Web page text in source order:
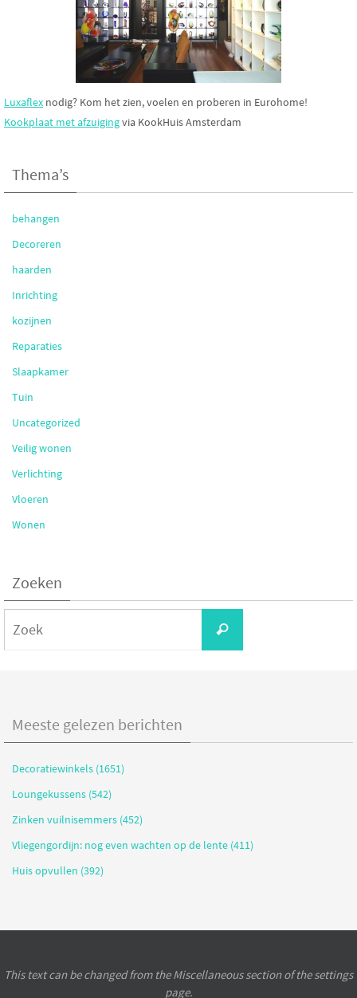
Luxaflex nodig? Kom het zien, voelen en proberen in Eurohome!
Kookplaat met afzuigingvia KookHuis Amsterdam
Thema’s
behangen
Decoreren
haarden
Inrichting
kozijnen
Reparaties
Slaapkamer
Tuin
Uncategorized
Veilig wonen
Verlichting
Vloeren
Wonen
Zoeken
Zoek
Meeste gelezen berichten
Decoratiewinkels (1651)
Loungekussens (542)
Zinken vuilnisemmers (452)
Vliegengordijn: nog even wachten op de lente (411)
Huis opvullen (392)
This text can be changed from the Miscellaneous section of the settings
page.